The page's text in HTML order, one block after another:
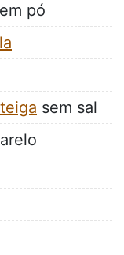
em pó
sem sal